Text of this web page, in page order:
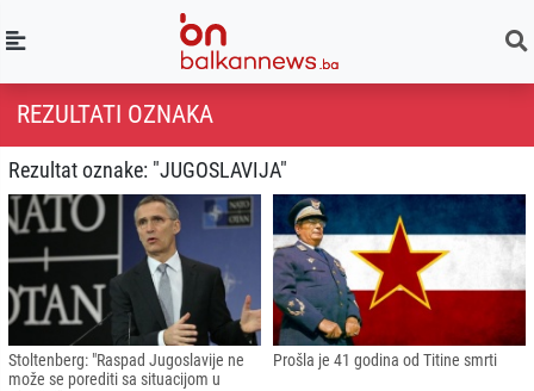
REZULTATI OZNAKA
Rezultat oznake: "JUGOSLAVIJA"
Stoltenberg: "Raspad Jugoslavije ne
može se porediti sa situacijom u
Prošla je 41 godina od Titine smrti